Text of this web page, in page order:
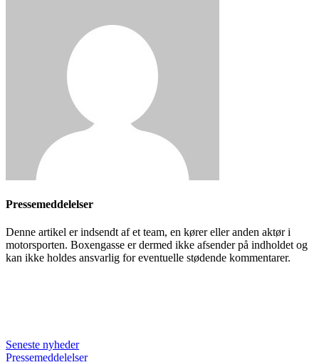
Pressemeddelelser
Denne artikel er indsendt af et team, en kører eller anden aktør i
motorsporten. Boxengasse er dermed ikke afsender på indholdet og
kan ikke holdes ansvarlig for eventuelle stødende kommentarer.
Seneste nyheder
Pressemeddelelser